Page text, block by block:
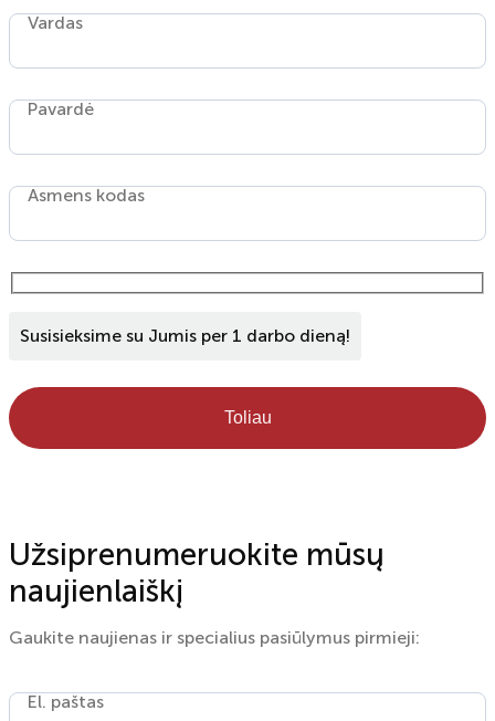
Vardas
Pavardė
Asmens kodas
Susisieksime su Jumis per 1 darbo dieną!
Toliau
Užsiprenumeruokite mūsų
naujienlaiškį
Gaukite naujienas ir specialius pasiūlymus pirmieji:
El. paštas